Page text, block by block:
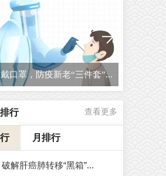
口罩，防疫新老“三件套”...
行 查看更多
月排行